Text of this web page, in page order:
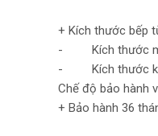
+ Kích thước bếp
- Kích thước
- Kích thước
Chế độ bảo hành
+ Bảo hành 36